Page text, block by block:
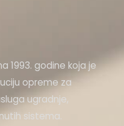
1993. godine koja je
opreme za
ugradnje,
sistema.